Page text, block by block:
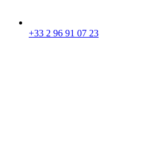
+33 2 96 91 07 23